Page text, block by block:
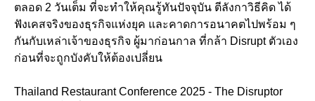
ตลอด 2 วันเต็ม ที่จะทำให้คุณรู้ทันปัจจุบัน ตีลังกาวิธีคิด ได้
ฟังเคสจริงของธุรกิจแห่งยุค และคาดการอนาคตไปพร้อม ๆ
กันกับเหล่าเจ้าของธุรกิจ ผู้มาก่อนกาล ที่กล้า Disrupt ตัวเอง
ก่อนที่จะถูกบังคับให้ต้องเปลี่ยน
Thailand Restaurant Conference 2025 - The Disruptor